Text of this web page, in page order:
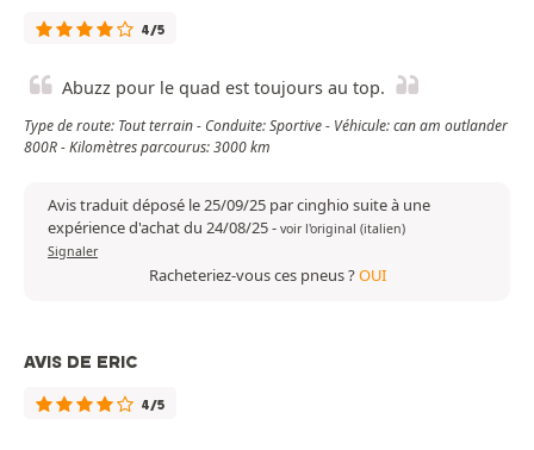
4/5
Abuzz pour le quad est toujours au top.
Type de route: Tout terrain - Conduite: Sportive - Véhicule: can am outlander
800R - Kilomètres parcourus: 3000 km
Avis traduit déposé le 25/09/25 par cinghio suite à une
expérience d'achat du 24/08/25- voir l'original (italien)
Signaler
Racheteriez-vous ces pneus ?OUI
AVIS DE ERIC
4/5